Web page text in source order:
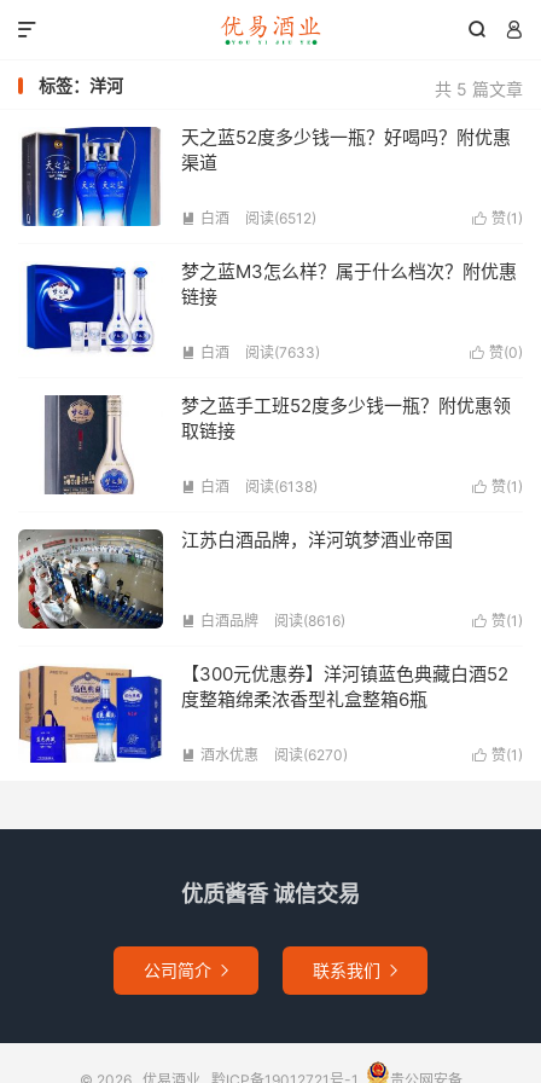
 

共 5 篇文章
标签：洋河
天之蓝52度多少钱一瓶？好喝吗？附优惠
渠道
 赞(1 )
 白酒 阅读(6512)
梦之蓝M3怎么样？属于什么档次？附优惠
链接
 赞(0)
 白酒 阅读(7633)
梦之蓝手工班52度多少钱一瓶？附优惠领
取链接
 赞(1 )
 白酒 阅读(6138)
江苏白酒品牌，洋河筑梦酒业帝国
 赞(1 )
 白酒品牌 阅读(8616)
【300元优惠券】洋河镇蓝色典藏白酒52
度整箱绵柔浓香型礼盒整箱6瓶
 赞(1 )
 酒水优惠 阅读(6270)
优质酱香 诚信交易
公司简介  联系我们 